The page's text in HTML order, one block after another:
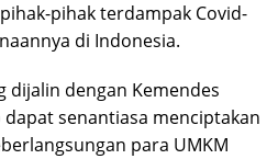
pihak terdampak Covid-
di Indonesia.
dijalin dengan Kemendes
senantiasa menciptakan
para UMKM